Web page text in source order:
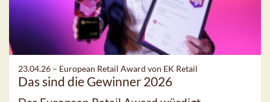
23.04.26 – European Retail Award von EK Retail
Das sind die Gewinner 2026